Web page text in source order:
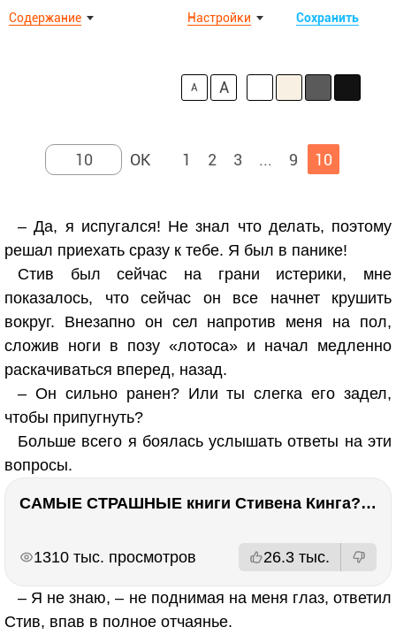
Содержание Сохранить
Настройки
A A
1 2 3 ... 9 10
– Да, я испугался! Не знал что делать, поэтому
решал приехать сразу к тебе. Я был в панике!
Стив был сейчас на грани истерики, мне
показалось, что сейчас он все начнет крушить
вокруг. Внезапно он сел напротив меня на пол,
сложив ноги в позу «лотоса» и начал медленно
раскачиваться вперед, назад.
– Он сильно ранен? Или ты слегка его задел,
чтобы припугнуть?
Больше всего я боялась услышать ответы на эти
вопросы.
САМЫЕ СТРАШНЫЕ книги Стивена Кинга???
1310 тыс. просмотров 26.3 тыс.
– Я не знаю, – не поднимая на меня глаз, ответил
Стив, впав в полное отчаянье.